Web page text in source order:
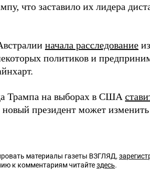
что заставило их лидера
начала расследование
политиков и
Трампа на выборах в США
президент может изменить
материалы газеты ВЗГЛЯД,
к комментариям читайтездесь.